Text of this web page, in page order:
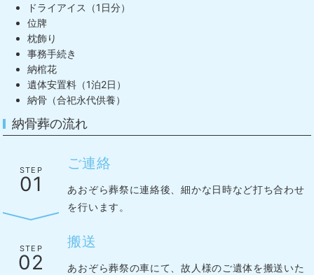
ドライアイス（1日分）
位牌
枕飾り
事務手続き
納棺花
遺体安置料（1泊2日）
納骨（合祀永代供養）
納骨葬の流れ
STEP
01
ご連絡
あおぞら葬祭に連絡後、細かな日時など打ち合わせ
を行います。
STEP
02
搬送
あおぞら葬祭の車にて、故人様のご遺体を搬送いた